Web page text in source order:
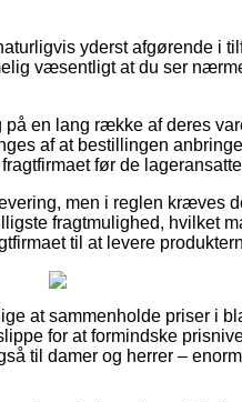
yderst afgørende i
væsentligt at du ser
en lang række af deres
af at bestillingen
før de
men i reglen kræves
fragtmulighed, hvilket
til at levere
at sammenholde priser i
for at formindske
til damer og herrer –